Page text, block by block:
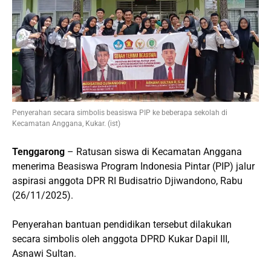
Penyerahan secara simbolis beasiswa PIP ke beberapa sekolah di
Kecamatan Anggana, Kukar. (ist)
Tenggarong – Ratusan siswa di Kecamatan Anggana
menerima Beasiswa Program Indonesia Pintar (PIP) jalur
aspirasi anggota DPR RI Budisatrio Djiwandono, Rabu
(26/11/2025).
Penyerahan bantuan pendidikan tersebut dilakukan
secara simbolis oleh anggota DPRD Kukar Dapil III,
Asnawi Sultan.